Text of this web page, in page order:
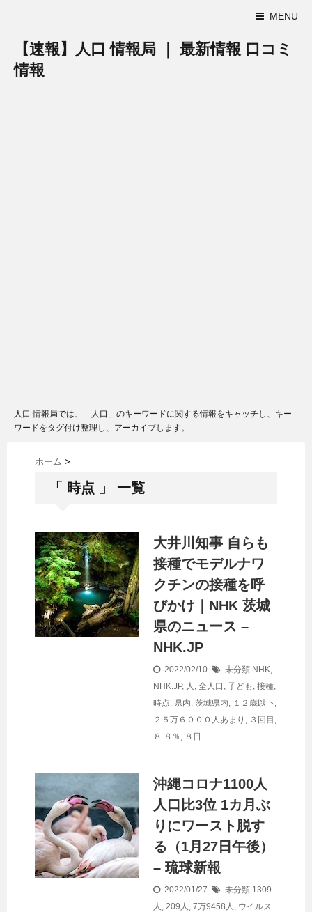
MENU
【速報】人口 情報局 ｜ 最新情報 口コミ
情報
人口 情報局では、「人口」のキーワードに関する情報をキャッチし、キー
ワードをタグ付け整理し、アーカイブします。
ホーム >
「 時点 」 一覧
大井川知事 自らも
接種でモデルナワ
クチンの接種を呼
びかけ｜NHK 茨城
県のニュース –
NHK.JP
2022/02/10 未分類 NHK,
NHK.JP, 人 , 全人口 , 子ども , 接種,
時点, 県内, 茨城県内, １２歳以下,
２５万６０００人あまり , ３回目 ,
８.８％ , ８日
沖縄コロナ1100人
人口 比3位 1カ月ぶ
りにワースト脱す
る（1月27日午後）
– 琉球新報
2022/01/27 未分類 1309
人 , 209人 , 7万9458人 , ウイルス